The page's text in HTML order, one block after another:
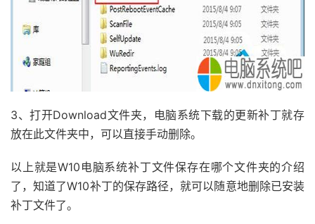
3、打开Download文件夹，电脑系统下载的更新补丁就存
放在此文件夹中，可以直接手动删除。
以上就是W10电脑系统补丁文件保存在哪个文件夹的介绍
了，知道了W10补丁的保存路径，就可以随意地删除已安装
补丁文件了。